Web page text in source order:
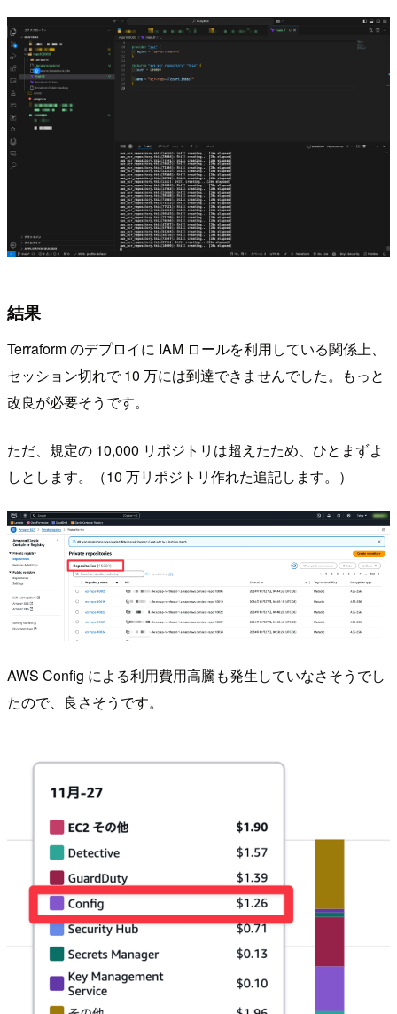
結果
Terraform のデプロイに IAM ロールを利用している関係上、
セッション切れで 10 万には到達できませんでした。もっと
改良が必要そうです。
ただ、規定の 10,000 リポジトリは超えたため、ひとまずよ
しとします。（10 万リポジトリ作れた追記します。）
AWS Config による利用費用高騰も発生していなさそうでし
たので、良さそうです。